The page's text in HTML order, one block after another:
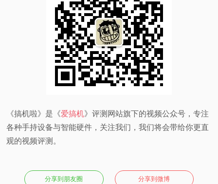
《搞机啦》是《爱搞机》评测网站旗下的视频公众号，专注
各种手持设备与智能硬件，关注我们，我们将会带给你更直
观的视频评测。
分享到朋友圈 分享到微博